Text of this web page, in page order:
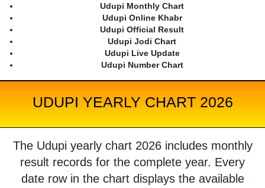
Udupi Monthly Chart
Udupi Online Khabr
Udupi Official Result
Udupi Jodi Chart
Udupi Live Update
Udupi Number Chart
UDUPI YEARLY CHART 2026
The Udupi yearly chart 2026 includes monthly
result records for the complete year. Every
date row in the chart displays the available